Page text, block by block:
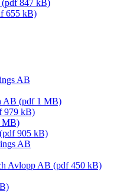
(pdf 847 kB)
655 kB)
AB
AB (pdf 1 MB)
979 kB)
MB)
905 kB)
AB
Avlopp AB (pdf 450 kB)